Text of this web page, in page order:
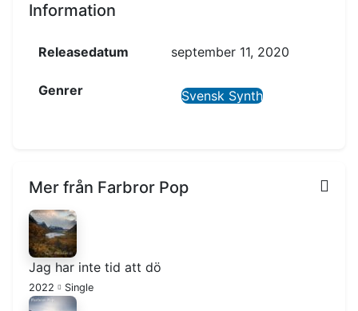
Information
Releasedatum september 11, 2020
Genrer Svensk Synth
Mer från Farbror Pop
Jag har inte tid att dö
2022 Single